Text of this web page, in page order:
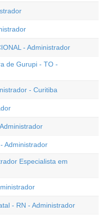
- Administrador
de Gurupi - TO -
- Curitiba
Administrador
Especialista em
- RN - Administrador